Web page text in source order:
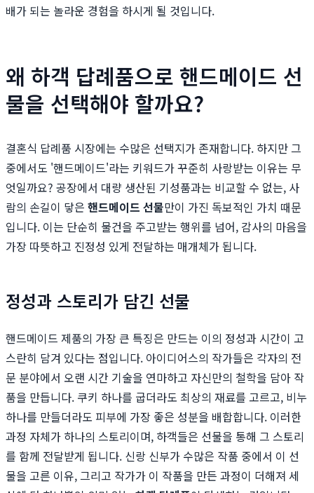
배가 되는 놀라운 경험을 하시게 될 것입니다.
왜 하객 답례품으로 핸드메이드 선
물을 선택해야 할까요?
결혼식 답례품 시장에는 수많은 선택지가 존재합니다. 하지만 그
중에서도 '핸드메이드'라는 키워드가 꾸준히 사랑받는 이유는 무
엇일까요? 공장에서 대량 생산된 기성품과는 비교할 수 없는, 사
람의 손길이 닿은 핸드메이드 선물만이 가진 독보적인 가치 때문
입니다. 이는 단순히 물건을 주고받는 행위를 넘어, 감사의 마음을
가장 따뜻하고 진정성 있게 전달하는 매개체가 됩니다.
정성과 스토리가 담긴 선물
핸드메이드 제품의 가장 큰 특징은 만드는 이의 정성과 시간이 고
스란히 담겨 있다는 점입니다. 아이디어스의 작가들은 각자의 전
문 분야에서 오랜 시간 기술을 연마하고 자신만의 철학을 담아 작
품을 만듭니다. 쿠키 하나를 굽더라도 최상의 재료를 고르고, 비누
하나를 만들더라도 피부에 가장 좋은 성분을 배합합니다. 이러한
과정 자체가 하나의 스토리이며, 하객들은 선물을 통해 그 스토리
를 함께 전달받게 됩니다. 신랑 신부가 수많은 작품 중에서 이 선
물을 고른 이유, 그리고 작가가 이 작품을 만든 과정이 더해져 세